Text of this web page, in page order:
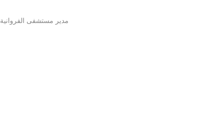
مدير مستشفى الفروانية